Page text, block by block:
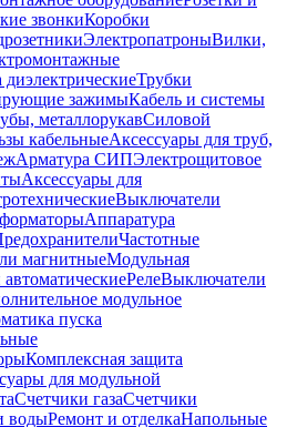
звонкиКоробки
ЭлектропатроныВилки,
диэлектрическиеТрубки
зажимыКабель и системы
металлорукавСиловой
кабельныеАксессуары для труб,
Арматура СИПЭлектрощитовое
Аксессуары для
Выключатели
Аппаратура
Частотные
магнитныеМодульная
РелеВыключатели
модульное
пуска
Комплексная защита
для модульной
Счетчики газаСчетчики
водыРемонт и отделкаНапольные